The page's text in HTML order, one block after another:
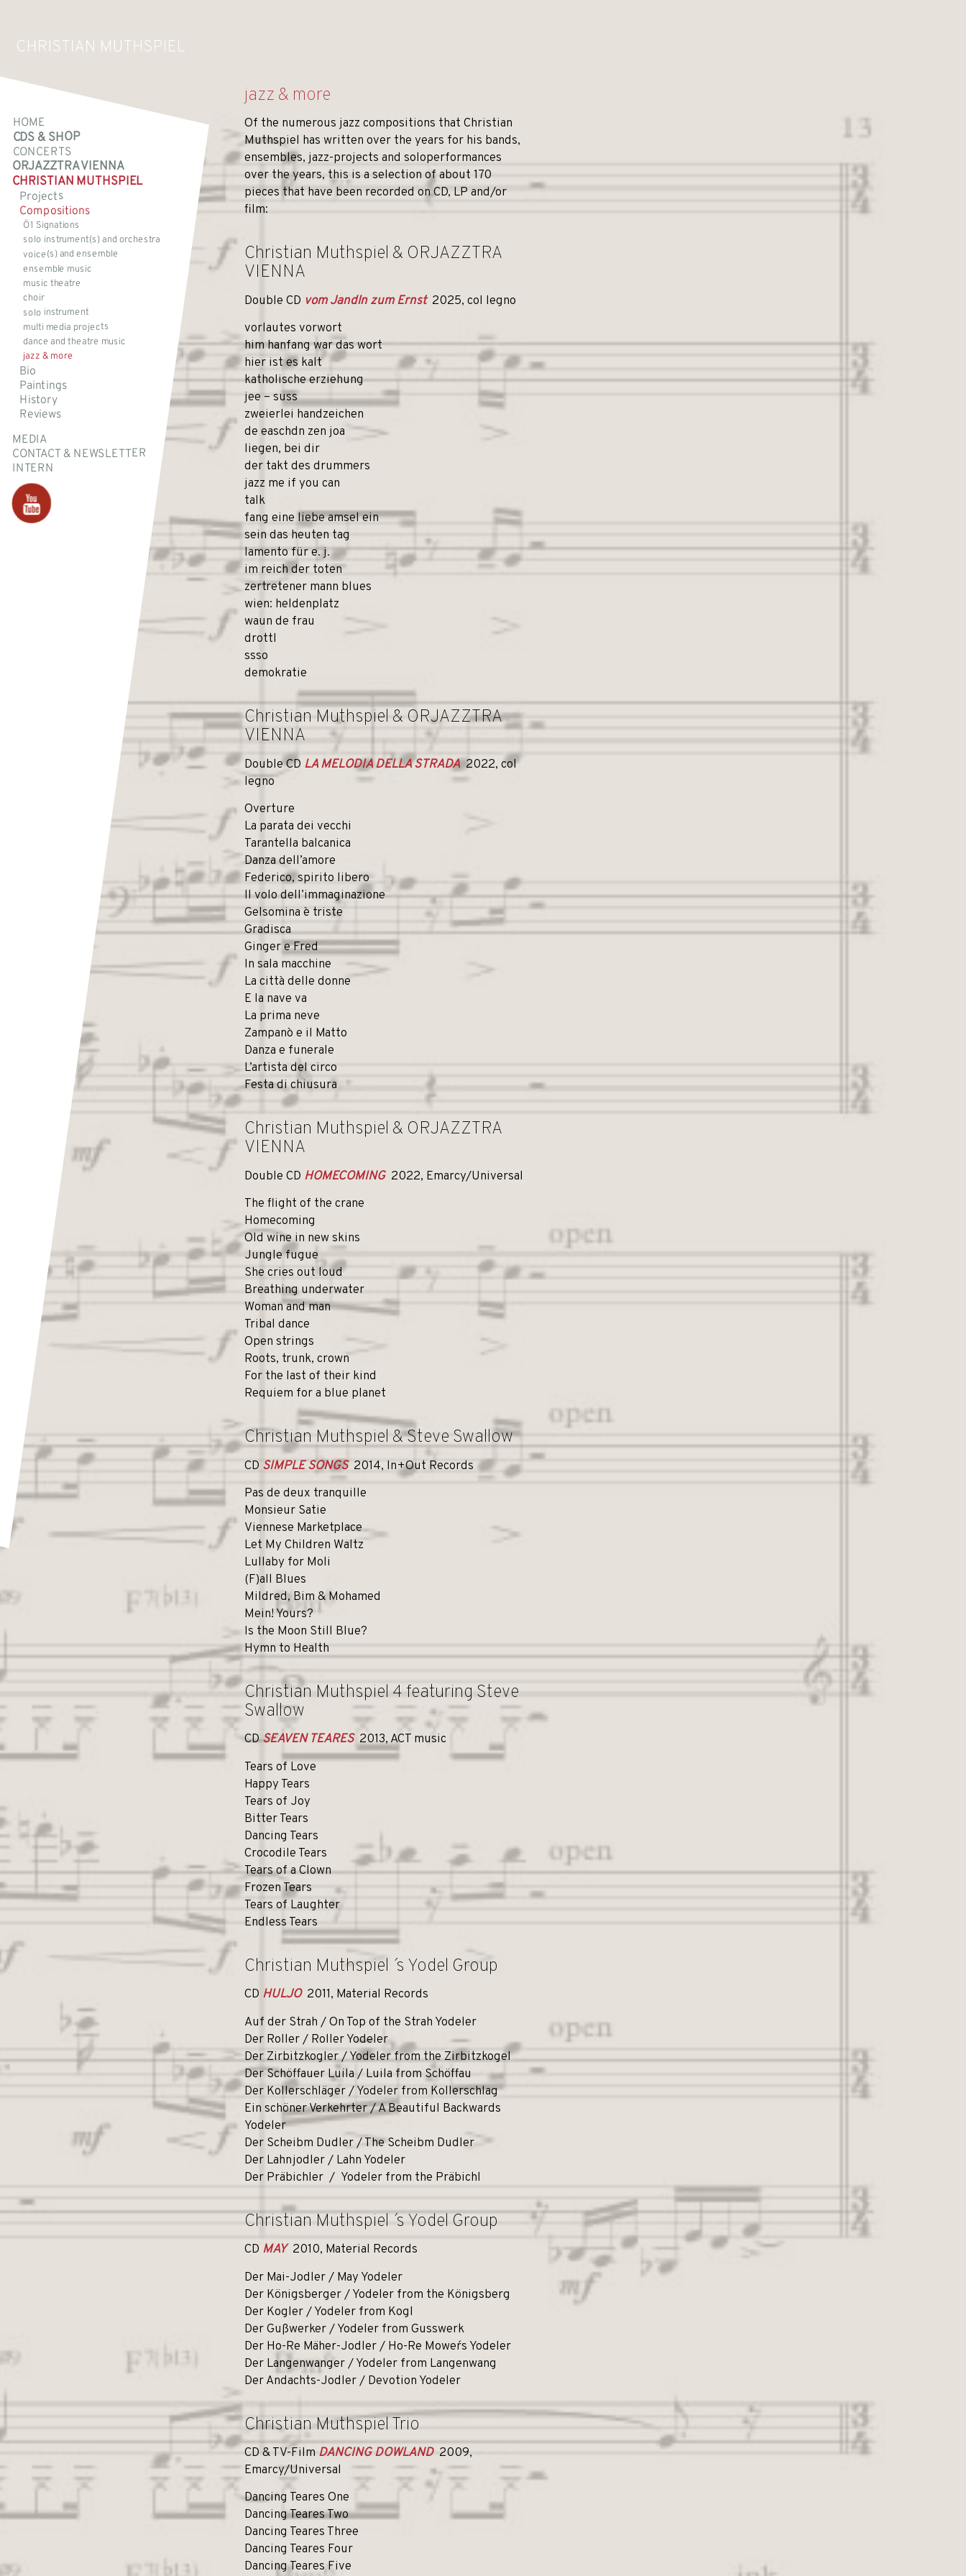
jazz & more
Of the numerous jazz compositions that Christian
Muthspiel has written over the years for his bands,
ensembles, jazz-projects and soloperformances
over the years, this is a selection of about 170
pieces that have been recorded on CD, LP and/or
film:
Christian Muthspiel & ORJAZZTRA
VIENNA
Double CD vom Jandln zum Ernst 2025, col legno
vorlautes vorwort
him hanfang war das wort
hier ist es kalt
katholische erziehung
jee – suss
zweierlei handzeichen
de easchdn zen joa
liegen, bei dir
der takt des drummers
jazz me if you can
talk
fang eine liebe amsel ein
sein das heuten tag
lamento für e. j.
im reich der toten
zertretener mann blues
wien: heldenplatz
waun de frau
drottl
ssso
demokratie
Christian Muthspiel & ORJAZZTRA
VIENNA
Double CD LA MELODIA DELLA STRADA2022, col
legno
Overture
La parata dei vecchi
Tarantella balcanica
Danza dell’amore
Federico, spirito libero
Il volo dell’immaginazione
Gelsomina è triste
Gradisca
Ginger e Fred
In sala macchine
La città delle donne
E la nave va
La prima neve
Zampanò e il Matto
Danza e funerale
L’artista del circo
Festa di chiusura
Christian Muthspiel & ORJAZZTRA
VIENNA
Double CD HOMECOMING 2022, Emarcy/Universal
The flight of the crane
Homecoming
Old wine in new skins
Jungle fugue
She cries out loud
Breathing underwater
Woman and man
Tribal dance
Open strings
Roots, trunk, crown
For the last of their kind
Requiem for a blue planet
Christian Muthspiel & Steve Swallow
CD SIMPLE SONGS 2014, In+Out Records
Pas de deux tranquille
Monsieur Satie
Viennese Marketplace
Let My Children Waltz
Lullaby for Moli
(F)all Blues
Mildred, Bim & Mohamed
Mein! Yours?
Is the Moon Still Blue?
Hymn to Health
Christian Muthspiel 4 featuring Steve
Swallow
CDSEAVEN TEARES 2013, ACT music
Tears of Love
Happy Tears
Tears of Joy
Bitter Tears
Dancing Tears
Crocodile Tears
Tears of a Clown
Frozen Tears
Tears of Laughter
Endless Tears
Christian Muthspiel ´ s Yodel Group
CD HULJO 2011, Material Records
Auf der Strah / On Top of the Strah Yodeler
Der Roller / Roller Yodeler
Der Zirbitzkogler / Yodeler from the Zirbitzkogel
Der Schöffauer Luila / Luila from Schöffau
Der Kollerschläger / Yodeler from Kollerschlag
Ein schöner Verkehrter / A Beautiful Backwards
Yodeler
Der Scheibm Dudler / The Scheibm Dudler
Der Lahnjodler / Lahn Yodeler
Der Präbichler / Yodeler from the Präbichl
Christian Muthspiel ´ s Yodel Group
CD MAY2010, Material Records
Der Mai-Jodler / May Yodeler
Der Königsberger / Yodeler from the Königsberg
Der Kogler / Yodeler from Kogl
Der Gußwerker / Yodeler from Gusswerk
Der Ho-Re Mäher-Jodler / Ho-Re Mower´s Yodeler
Der Langenwanger / Yodeler from Langenwang
Der Andachts-Jodler / Devotion Yodeler
Christian Muthspiel Trio
CD & TV-Film DANCING DOWLAND 2009,
Emarcy/Universal
Dancing Teares One
Dancing Teares Two
Dancing Teares Three
Dancing Teares Four
Dancing Teares Five
HOME
CDS & SHOP
CONCERTS
ORJAZZTRA VIENNA
CHRISTIAN MUTHSPIEL
Projects
Compositions
Ö1 Signations
solo instrument(s) and orchestra
voice(s) and ensemble
ensemble music
music theatre
choir
solo instrument
multi media projects
dance and theatre music
jazz & more
Bio
Paintings
History
Reviews
MEDIA
CONTACT & NEWSLETTER
INTERN